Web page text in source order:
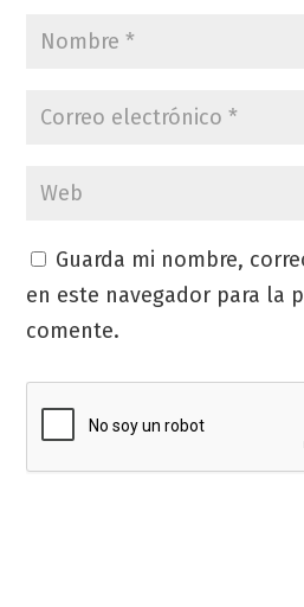
Guarda mi nombre,
en este navegador para la
comente.